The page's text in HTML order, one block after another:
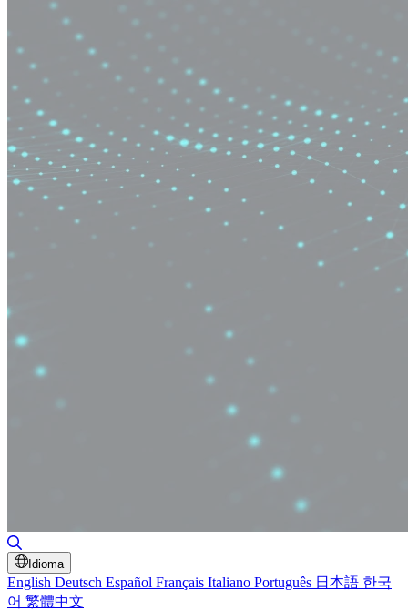
Idioma
English Deutsch Español Français Italiano Português 日本語 한국
어 繁體中文